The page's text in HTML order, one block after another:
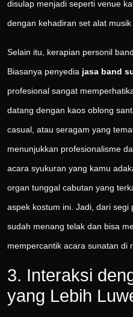
disulap menjadi seperti venue
dengan kehadiran set alat
Selain itu, kerapian personil
Biasanya penyedia jasa band
profesional sangat
datang dengan kaos oblong
casual, atau seragam yang
menunjukkan profesionalisme
acara syukuran yang kamu
organ tunggal cabutan yang
aspek kostum ini. Jadi, dari
sudah menang telak dan bisa
mempercantik acara sunatan di
3. Interaksi
yang Lebih